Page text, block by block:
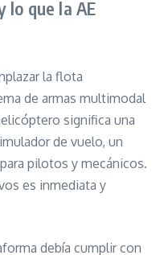
lo que la AE
la flota
de armas multimodal
significa una
de vuelo, un
pilotos y mecánicos.
es inmediata y
debía cumplir con